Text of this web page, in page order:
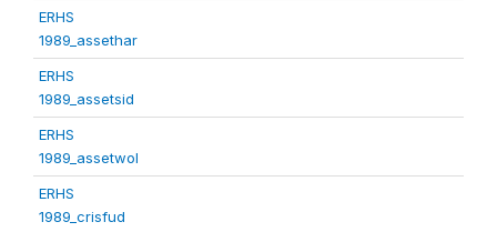
ERHS
1989_assethar
ERHS
1989_assetsid
ERHS
1989_assetwol
ERHS
1989_crisfud